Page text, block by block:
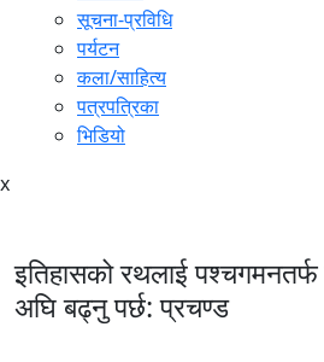
सूचना-प्रविधि
पर्यटन
कला/साहित्य
पत्रपत्रिका
भिडियो
x
इतिहासको रथलाई
अघि बढ्नु पर्छ: प्रचण्ड